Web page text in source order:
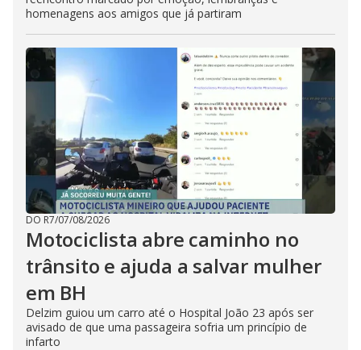
homenagens aos amigos que já partiram
DO R7/07/08/2026
Motociclista abre caminho no
trânsito e ajuda a salvar mulher
em BH
Delzim guiou um carro até o Hospital João 23 após ser
avisado de que uma passageira sofria um princípio de
infarto